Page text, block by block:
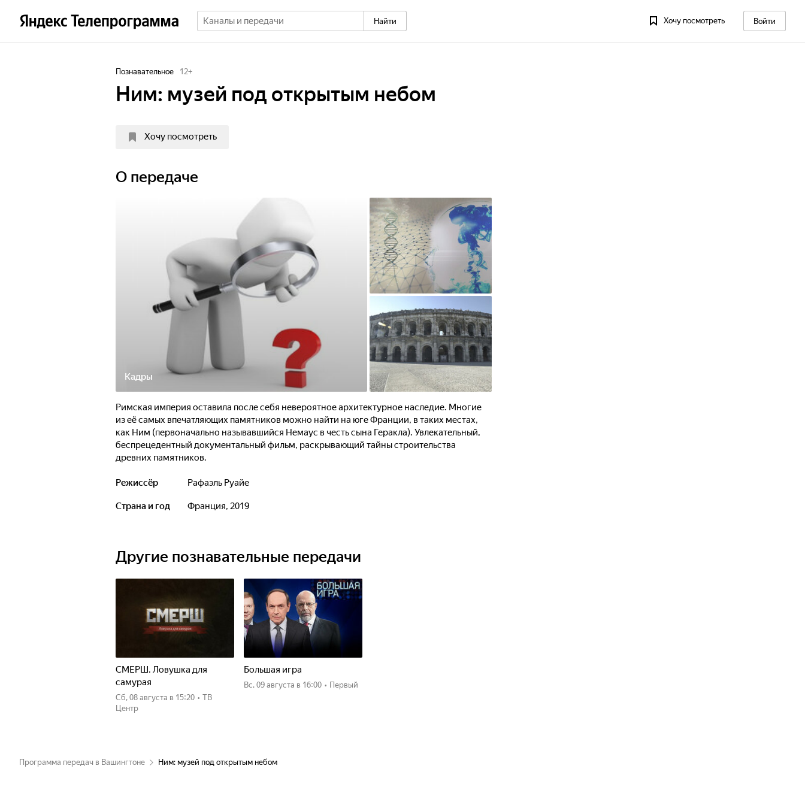
Найти Хочу посмотреть Войти
Познавательное 12+
Ним: музей под открытым небом
Хочу посмотреть
О передаче
Кадры
Римская империя оставила после себя невероятное архитектурное наследие. Многие
из её самых впечатляющих памятников можно найти на юге Франции, в таких местах,
как Ним (первоначально называвшийся Немаус в честь сына Геракла). Увлекательный,
беспрецедентный документальный фильм, раскрывающий тайны строительства
древних памятников.
Режиссёр Рафаэль Руайе
Страна и год Франция, 2019
Другие познавательные передачи
СМЕРШ. Ловушка для
самурая
сб, 08 августа в 15:20 • ТВ
Центр
Большая игра
вс, 09 августа в 16:00 • Первый
Программа передач в Вашингтоне Ним: музей под открытым небом